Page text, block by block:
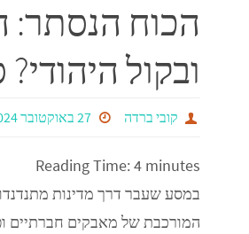
o
o
k
er
e
ובקול
קובי ברדה 27 באוקטובר 2024
Reading Time:4 minutes
במסע שעבר דרך מדינות